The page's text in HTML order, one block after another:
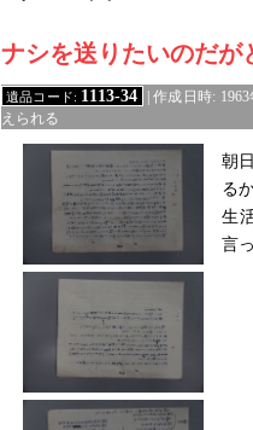
ナシを送りたいのだが
遺品コード: 1113-34
| 作成日時:
えられる
朝
る
生
言